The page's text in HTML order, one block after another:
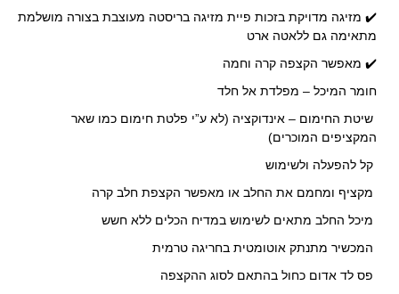
✔️ מזיגה מדויקת בזכות פיית מזיגה בריסטה מעוצבת בצורה מושלמת
מתאימה גם ללאטה ארט
✔️ מאפשר הקצפה קרה וחמה
חומר המיכל – מפלדת אל חלד
שיטת החימום – אינדוקציה (לא ע”י פלטת חימום כמו שאר
המקציפים המוכרים)
קל להפעלה ולשימוש
מקציף ומחמם את החלב או מאפשר הקצפת חלב קרה
מיכל החלב מתאים לשימוש במדיח הכלים ללא חשש
המכשיר מתנתק אוטומטית בחריגה טרמית
פס לד אדום כחול בהתאם לסוג ההקצפה